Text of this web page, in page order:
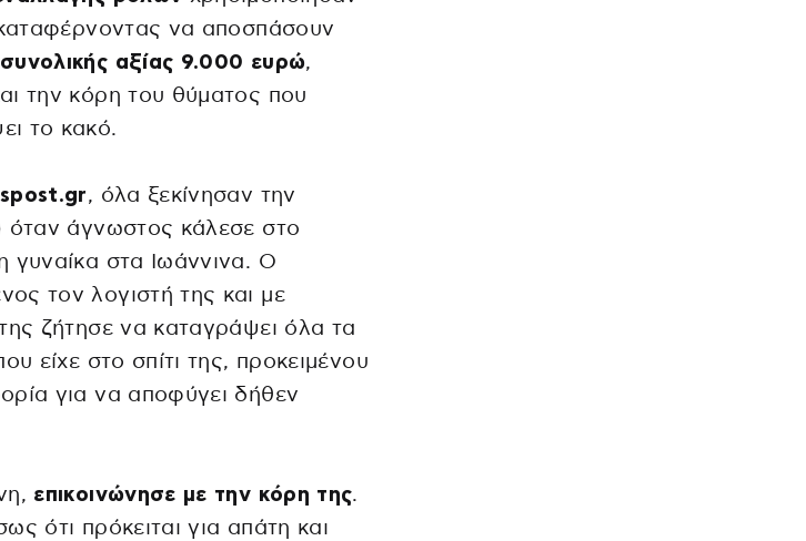
να αποσπάσουν
αξίας 9.000 ευρώ,
την κόρη του θύματος που
το κακό.
, όλα ξεκίνησαν την
όταν άγνωστος κάλεσε στο
γυναίκα στα Ιωάννινα. Ο
τον λογιστή της και με
ζήτησε να καταγράψει όλα τα
είχε στο σπίτι της, προκειμένου
για να αποφύγει δήθεν
επικοινώνησε με την κόρη της.
ότι πρόκειται για απάτη και